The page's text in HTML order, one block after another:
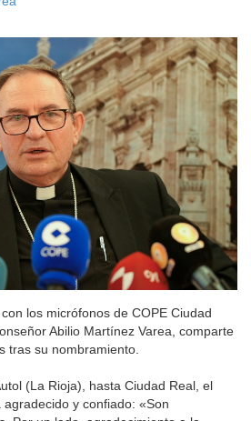
los micrófonos de COPE Ciudad
Abilio Martínez Varea, comparte
tras su nombramiento.
(La Rioja), hasta Ciudad Real, el
y confiado: «Son